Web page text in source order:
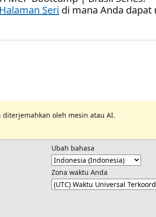
Seri di mana Anda
oleh mesin atau AI.
Ubah bahasa
Zona waktu Anda